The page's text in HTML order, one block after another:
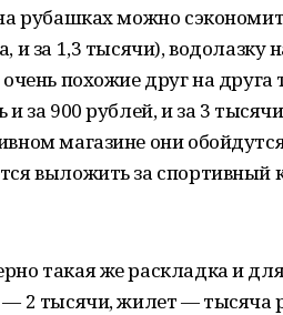
рубашках можно
и за 1,3 тысячи),
очень похожие друг на
и за 900 рублей, и за 3
магазине они
выложить за спортивный
такая же раскладка и
2 тысячи, жилет — тысяча